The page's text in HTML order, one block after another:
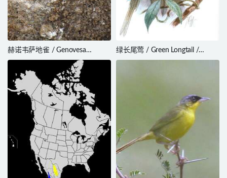
赫诺韦萨地雀 / Genovesa
Ground Finch / Geospiza
绿长尾莺 / Green Longtail /
Urolais epichlorus